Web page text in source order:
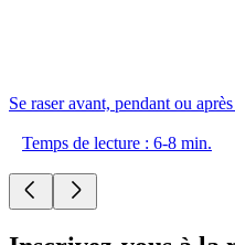
Se raser avant, pendant ou
Temps de lecture : 6-8 min.